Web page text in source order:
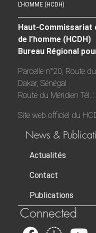
L’HOMME (HCDH)
Haut-Commissariat
de l’homme (HCDH)
Bureau Régional
Parcelle n°20, Route
Dakar, Sénégal
Route du Méridien
Site web officiel du
News &
Actualités
Contact
Publications
Connected